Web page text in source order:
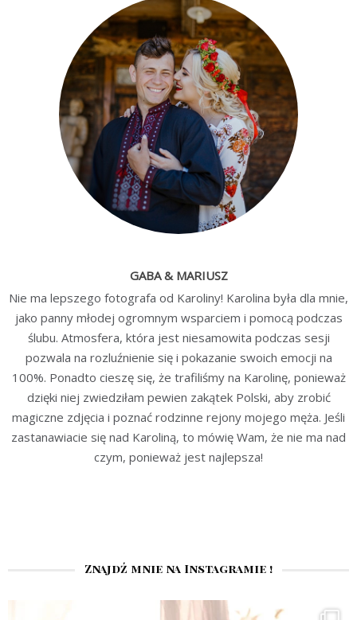
GABA & MARIUSZ
Nie ma lepszego fotografa od Karoliny! Karolina była dla mnie,
jako panny młodej ogromnym wsparciem i pomocą podczas
ślubu. Atmosfera, która jest niesamowita podczas sesji
pozwala na rozluźnienie się i pokazanie swoich emocji na
100%. Ponadto cieszę się, że trafiliśmy na Karolinę, ponieważ
dzięki niej zwiedziłam pewien zakątek Polski, aby zrobić
magiczne zdjęcia i poznać rodzinne rejony mojego męża. Jeśli
zastanawiacie się nad Karoliną, to mówię Wam, że nie ma nad
czym, ponieważ jest najlepsza!
Znajdź mnie na Instagramie !